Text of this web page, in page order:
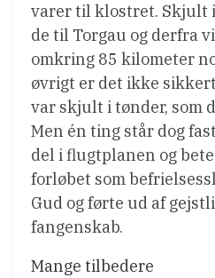
varer til klostret. Skjult
de til Torgau og derfra
omkring 85 kilometer
øvrigt er det ikke
var skjult i tønder, som
Men én ting står dog
del i flugtplanen og
forløbet som
Gud og førte ud af
fangenskab.
Mange tilbedere